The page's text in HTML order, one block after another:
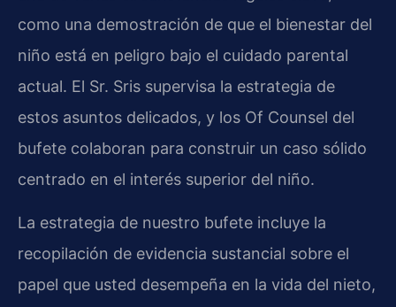
como una demostración de que el bienestar del
niño está en peligro bajo el cuidado parental
actual. El Sr. Sris supervisa la estrategia de
estos asuntos delicados, y los Of Counsel del
bufete colaboran para construir un caso sólido
centrado en el interés superior del niño.
La estrategia de nuestro bufete incluye la
recopilación de evidencia sustancial sobre el
papel que usted desempeña en la vida del nieto,